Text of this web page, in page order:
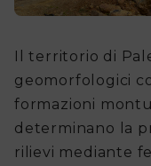
Rischi
Cosa
fare
Il territorio di
geomorfologici
formazioni
determinano la
rilievi mediante